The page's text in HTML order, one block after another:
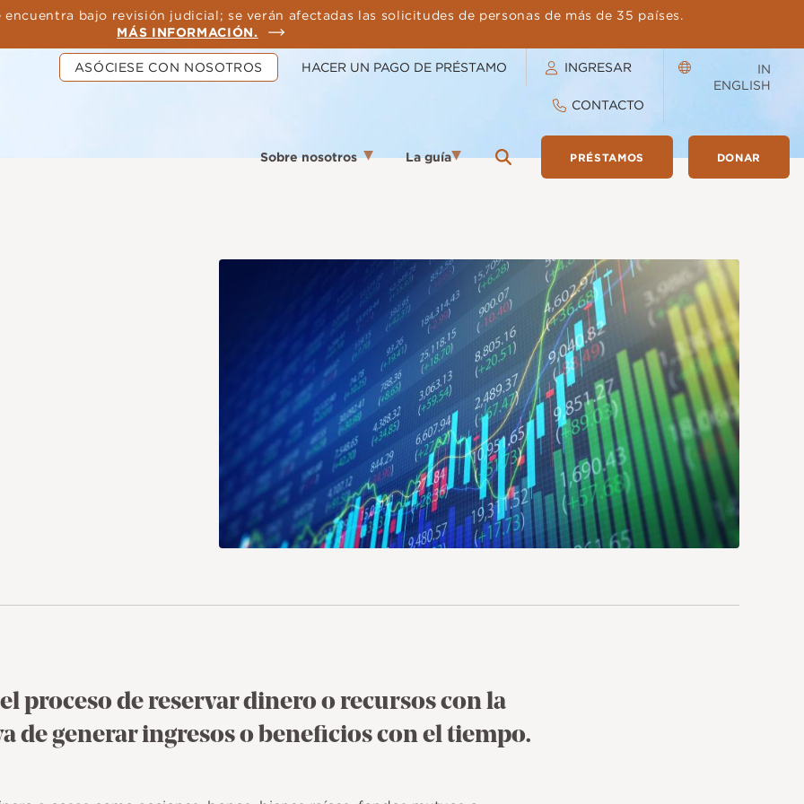
encuentra bajo revisión judicial; se verán afectadas las solicitudes de personas de más de 35 países.
MÁS INFORMACIÓN.
ASÓCIESE CON NOSOTROS HACER UN PAGO DE PRÉSTAMO INGRESAR
CONTACTO
IN
ENGLISH
Sobre nosotros La guía PRÉSTAMOS DONAR
proceso de reservar dinero o recursos con la
de generar ingresos o beneficios con el tiempo.